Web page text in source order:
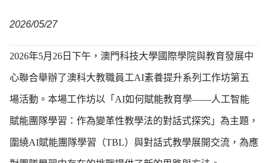
2026/05/27
2026年5月26日下午，澳門科技大學國際學院與教育發展中
心聯合舉辦了澳科大教職員工AI素養提升系列工作坊第五
場活動。本場工作坊以「AI如何賦能教育學——人工智能
賦能團隊學習：作為變革性教學法的對話式探究」為主題，
圍繞AI賦能團隊學習（TBL）與對話式教學展開交流，為應